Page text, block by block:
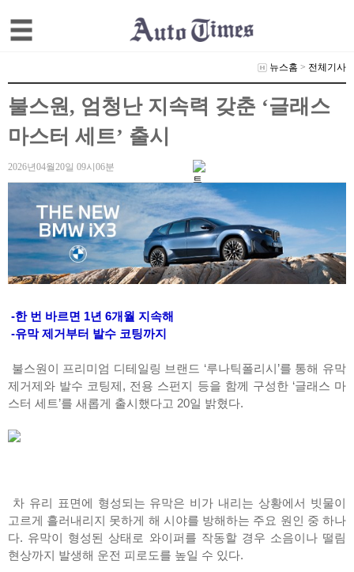
뉴스홈 > 전체기사
불스원, 엄청난 지속력 갖춘 ‘글래스
마스터 세트’ 출시
2026년04월20일 09시06분
-한 번 바르면 1년 6개월 지속해
-유막 제거부터 발수 코팅까지
불스원이 프리미엄 디테일링 브랜드 ‘루나틱폴리시’를 통해 유막
제거제와 발수 코팅제, 전용 스펀지 등을 함께 구성한 ‘글래스 마
스터 세트’를 새롭게 출시했다고 20일 밝혔다.
차 유리 표면에 형성되는 유막은 비가 내리는 상황에서 빗물이
고르게 흘러내리지 못하게 해 시야를 방해하는 주요 원인 중 하나
다. 유막이 형성된 상태로 와이퍼를 작동할 경우 소음이나 떨림
현상까지 발생해 운전 피로도를 높일 수 있다.